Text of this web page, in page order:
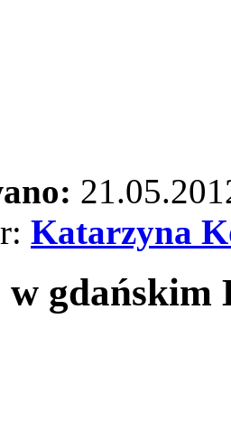
Katarzyna
gdańskim